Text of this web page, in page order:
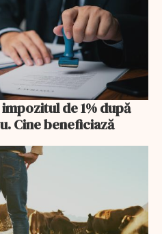
de 1% după
Cine beneficiază